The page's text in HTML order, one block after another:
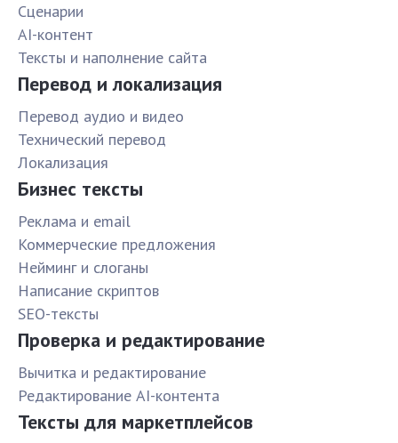
Сценарии
AI-контент
Тексты и наполнение сайта
Перевод и локализация
Перевод аудио и видео
Технический перевод
Локализация
Бизнес тексты
Реклама и email
Коммерческие предложения
Нейминг и слоганы
Написание скриптов
SEO-тексты
Проверка и редактирование
Вычитка и редактирование
Редактирование AI-контента
Тексты для маркетплейсов